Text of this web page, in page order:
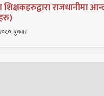
राजधानीमा
बुधवार